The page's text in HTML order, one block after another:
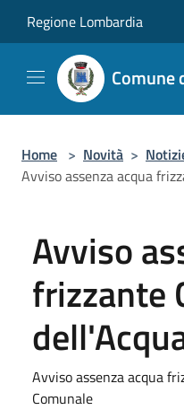
Regione Lombardia
Comune
Home > Novità >
Avviso assenza acqua
Avviso
frizzante
Avviso assenza acqua
Comunale